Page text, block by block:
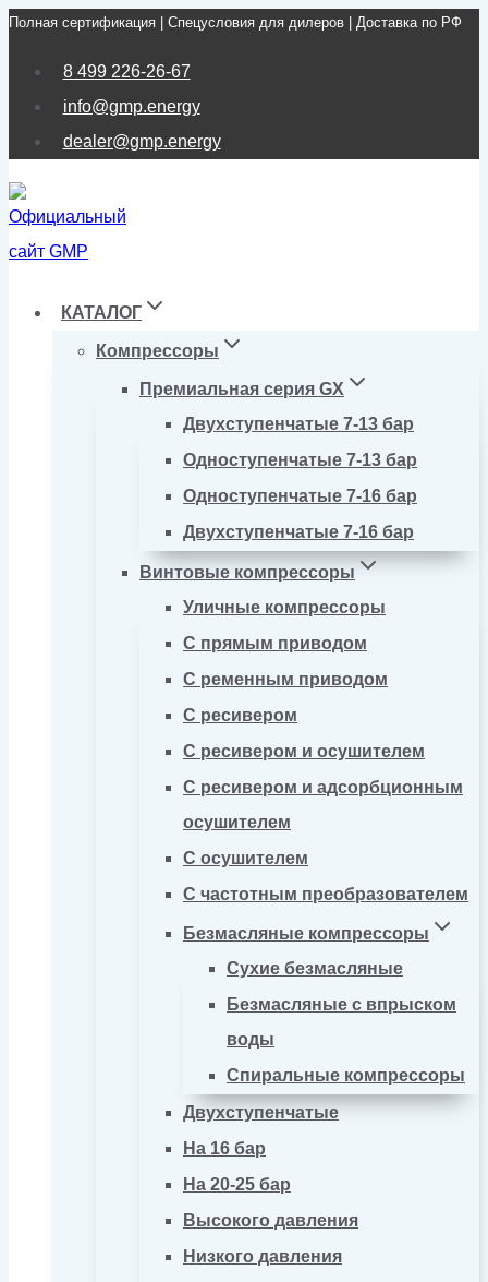
Перейти
Полная сертификация | Спецусловия для дилеров | Доставка по РФ
8 499 226-26-67
info@gmp.energy
dealer@gmp.energy
КАТАЛОГ
Компрессоры
Премиальная серия GX
Двухступенчатые 7-13 бар
Одноступенчатые 7-13 бар
Одноступенчатые 7-16 бар
Двухступенчатые 7-16 бар
Винтовые компрессоры
Уличные компрессоры
С прямым приводом
С ременным приводом
С ресивером
С ресивером и осушителем
С ресивером и адсорбционным
осушителем
С осушителем
С частотным преобразователем
Безмасляные компрессоры
Сухие безмасляные
Безмасляные с впрыском
воды
Спиральные компрессоры
Двухступенчатые
На 16 бар
На 20-25 бар
Высокого давления
Низкого давления